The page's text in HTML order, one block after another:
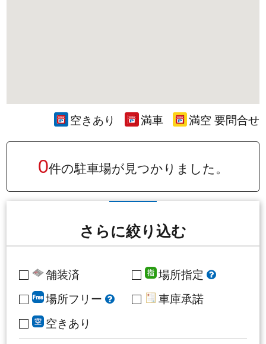
空きあり 満車 満空 要問合せ
0件の駐車場が 見つかりました。
さらに絞り込む
舗装済
場所指定
場所フリー
車庫承諾
空きあり